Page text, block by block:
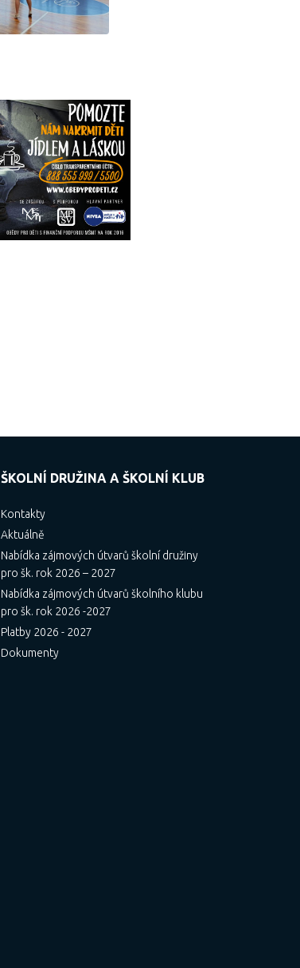
ŠKOLNÍ DRUŽINA A ŠKOLNÍ KLUB
Kontakty
Aktuálně
Nabídka zájmových útvarů školní družiny
pro šk. rok 2026 – 2027
Nabídka zájmových útvarů školního klubu
pro šk. rok 2026 -2027
Platby 2026 - 2027
Dokumenty